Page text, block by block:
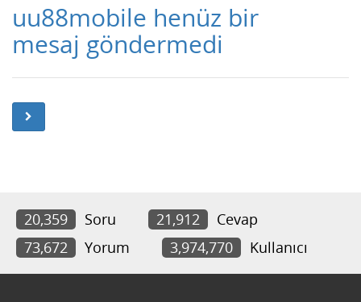
uu88mobile henüz bir
mesaj göndermedi
20,359 Soru 21,912
Cevap
73,672
Yorum 3,974,770 Kullanıcı